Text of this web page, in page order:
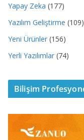
Yapay Zeka (177)
Yazılım Geliştirme (109)
Yeni Ürünler (156)
Yerli Yazılımlar (74)
Bilişim